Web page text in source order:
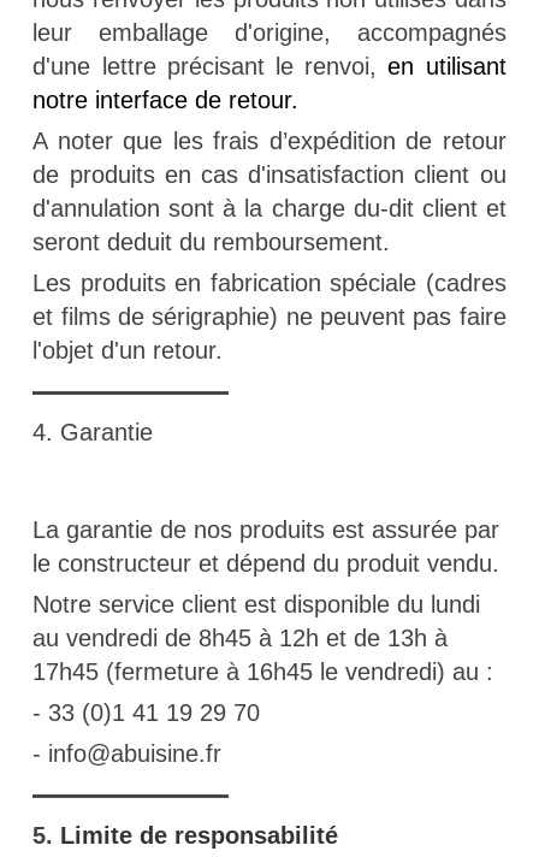
leur emballage d'origine, accompagnés
d'une lettre précisant le renvoi,en utilisant
notre interface de retour.
A noter que les frais d’expédition de retour
de produits en cas d'insatisfaction client ou
d'annulation sont à la charge du-dit client et
seront deduit du remboursement.
Les produits en fabrication spéciale (cadres
et films de sérigraphie) ne peuvent pas faire
l'objet d'un retour.
4. Garantie
La garantie de nos produits est assurée par
le constructeur et dépend du produit vendu.
Notre service client est disponible du lundi
au vendredi de 8h45 à 12h et de 13h à
17h45 (fermeture à 16h45 le vendredi) au :
- 33 (0)1 41 19 29 70
- info@abuisine.fr
5. Limite de responsabilité